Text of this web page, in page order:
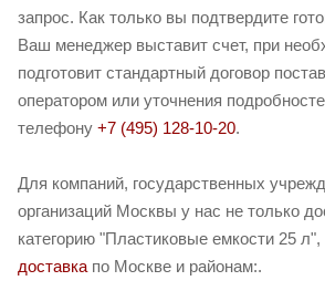
запрос. Как только вы подтвердите
Ваш менеджер выставит счет, при
подготовит стандартный договор
оператором или уточнения
телефону +7 (495) 128-10-20.
Для компаний, государственных
организаций Москвы у нас не только
категорию "Пластиковые емкости 25
доставка по Москве и районам:.